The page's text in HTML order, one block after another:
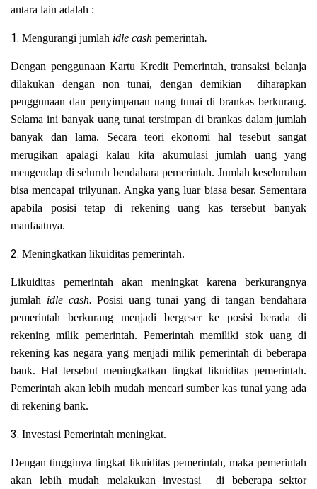
antara lain adalah :
1. Mengurangi jumlah idle cash pemerintah.
Dengan penggunaan Kartu Kredit Pemerintah, transaksi belanja
dilakukan dengan non tunai, dengan demikian diharapkan
penggunaan dan penyimpanan uang tunai di brankas berkurang.
Selama ini banyak uang tunai tersimpan di brankas dalam jumlah
banyak dan lama. Secara teori ekonomi hal tesebut sangat
merugikan apalagi kalau kita akumulasi jumlah uang yang
mengendap di seluruh bendahara pemerintah. Jumlah keseluruhan
bisa mencapai trilyunan. Angka yang luar biasa besar. Sementara
apabila posisi tetap di rekening uang kas tersebut banyak
manfaatnya.
2. Meningkatkan likuiditas pemerintah.
Likuiditas pemerintah akan meningkat karena berkurangnya
jumlah idle cash.Posisi uang tunai yang di tangan bendahara
pemerintah berkurang menjadi bergeser ke posisi berada di
rekening milik pemerintah. Pemerintah memiliki stok uang di
rekening kas negara yang menjadi milik pemerintah di beberapa
bank. Hal tersebut meningkatkan tingkat likuiditas pemerintah.
Pemerintah akan lebih mudah mencari sumber kas tunai yang ada
di rekening bank.
3. Investasi Pemerintah meningkat.
Dengan tingginya tingkat likuiditas pemerintah, maka pemerintah
akan lebih mudah melakukan investasi di beberapa sektor